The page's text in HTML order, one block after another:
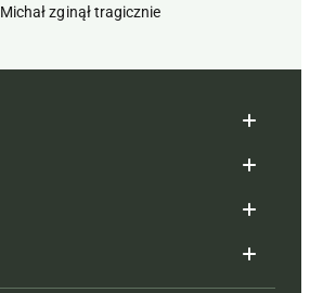
Michał zginął tragicznie